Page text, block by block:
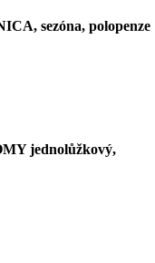
sezóna, polopenze
jednolůžkový,